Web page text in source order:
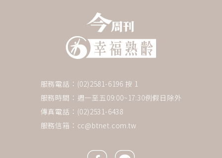
服務電話：(02)2581-6196 按 1
服務時間：週一至五09:00~17:30例假日除外
傳真電話：(02)2531-6438
服務信箱： cc@btnet.com.tw
Facebook icon
Line icon